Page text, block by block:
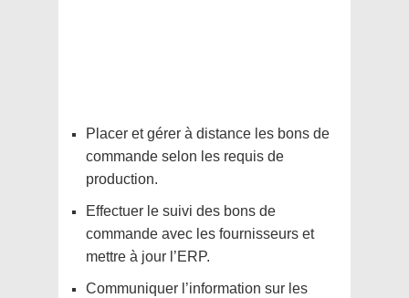
Placer et gérer à distance les bons de
commande selon les requis de
production.
Effectuer le suivi des bons de
commande avec les fournisseurs et
mettre à jour l’ERP.
Communiquer l’information sur les